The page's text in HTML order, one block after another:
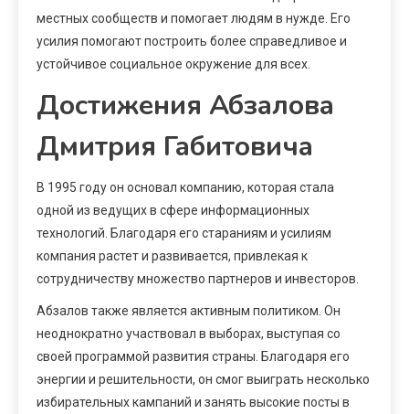
местных сообществ и помогает людям в нужде. Его
усилия помогают построить более справедливое и
устойчивое социальное окружение для всех.
Достижения Абзалова
Дмитрия Габитовича
В 1995 году он основал компанию, которая стала
одной из ведущих в сфере информационных
технологий. Благодаря его стараниям и усилиям
компания растет и развивается, привлекая к
сотрудничеству множество партнеров и инвесторов.
Абзалов также является активным политиком. Он
неоднократно участвовал в выборах, выступая со
своей программой развития страны. Благодаря его
энергии и решительности, он смог выиграть несколько
избирательных кампаний и занять высокие посты в